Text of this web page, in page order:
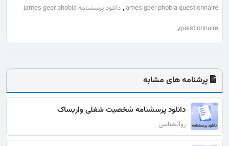
james geer phobia questionnaire
,
دانلود پرسشنامه james geer phobia
questionnaire
,
پرشنامه های مشابه
دانلود پرسشنامه شخصیت شغلی واریساک
روانشناسی